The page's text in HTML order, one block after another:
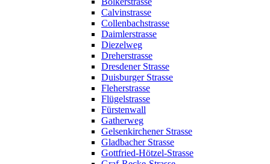
Calvinstrasse
Collenbachstrasse
Daimlerstrasse
Diezelweg
Dreherstrasse
Dresdener Strasse
Duisburger Strasse
Fleherstrasse
Flügelstrasse
Fürstenwall
Gatherweg
Gelsenkirchener Strasse
Gladbacher Strasse
Gottfried-Hötzel-Strasse